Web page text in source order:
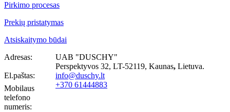
Pirkimo procesas
Prekių pristatymas
Atsiskaitymo būdai
Adresas:
UAB "DUSCHY"
Perspektyvos 32, LT-52119, Kaunas, Lietuva.
El.paštas:
info@duschy.lt
Mobilaus
telefono
numeris:
+370 61444883